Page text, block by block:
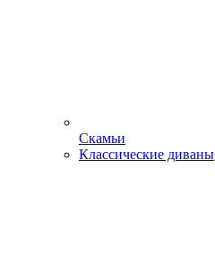
Скамьи
Классические диваны